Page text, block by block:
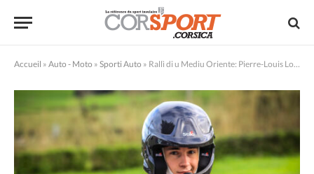
Accueil » Auto - Moto » Sporti Auto » Rallì di u Mediu Oriente: Pierre-Louis Loubet marca u so territoriu